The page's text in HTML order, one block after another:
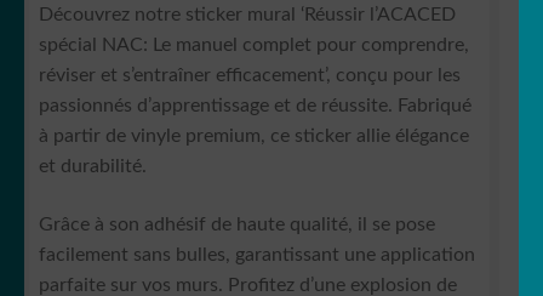
Découvrez notre sticker mural ‘Réussir l’ACACED
spécial NAC: Le manuel complet pour comprendre,
réviser et s’entraîner efficacement’, conçu pour les
passionnés d’apprentissage et de réussite. Fabriqué
à partir de vinyle premium, ce sticker allie élégance
et durabilité.
Grâce à son adhésif de haute qualité, il se pose
facilement sans bulles, garantissant une application
parfaite sur vos murs. Profitez d’une explosion de